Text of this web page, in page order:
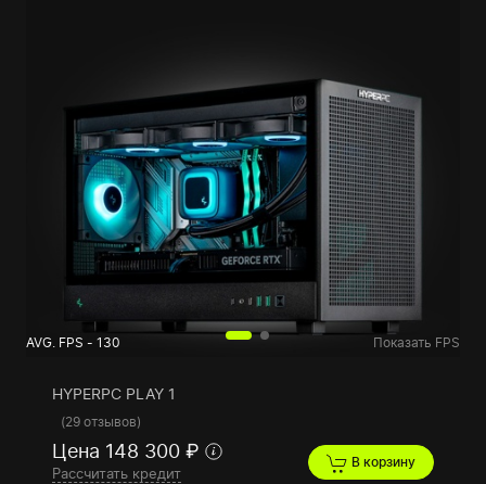
AVG. FPS - 130 Показать FPS
HYPERPC PLAY 1
(29 отзывов)
Цена 148 300 ₽
Рассчитать кредит
В корзину